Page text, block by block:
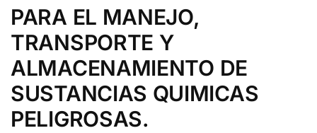
PARA EL MANEJO,
TRANSPORTE Y
ALMACENAMIENTO DE
SUSTANCIAS QUIMICAS
PELIGROSAS.